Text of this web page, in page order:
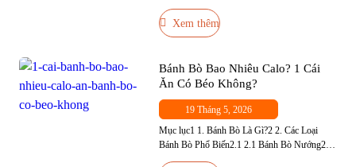
Sức Khỏe Của Ổi — Đặc Biệt Với Người Tập
Gym3 3. Ăn Ổi Ban Đêm Có Tốt Không? —
Thời Điểm Phù Hợp4 4. Ai Không Nên Ăn Ổi
Xem thêm
Bánh Bò Bao Nhiêu Calo? 1 Cái
Ăn Có Béo Không?
19 Tháng 5, 2026
Mục lục1 1. Bánh Bò Là Gì?2 2. Các Loại
Bánh Bò Phổ Biến2.1 2.1 Bánh Bò Nướng2.2
2.2 Bánh Bò Hấp2.3 2.3 Bánh Bò Sữa